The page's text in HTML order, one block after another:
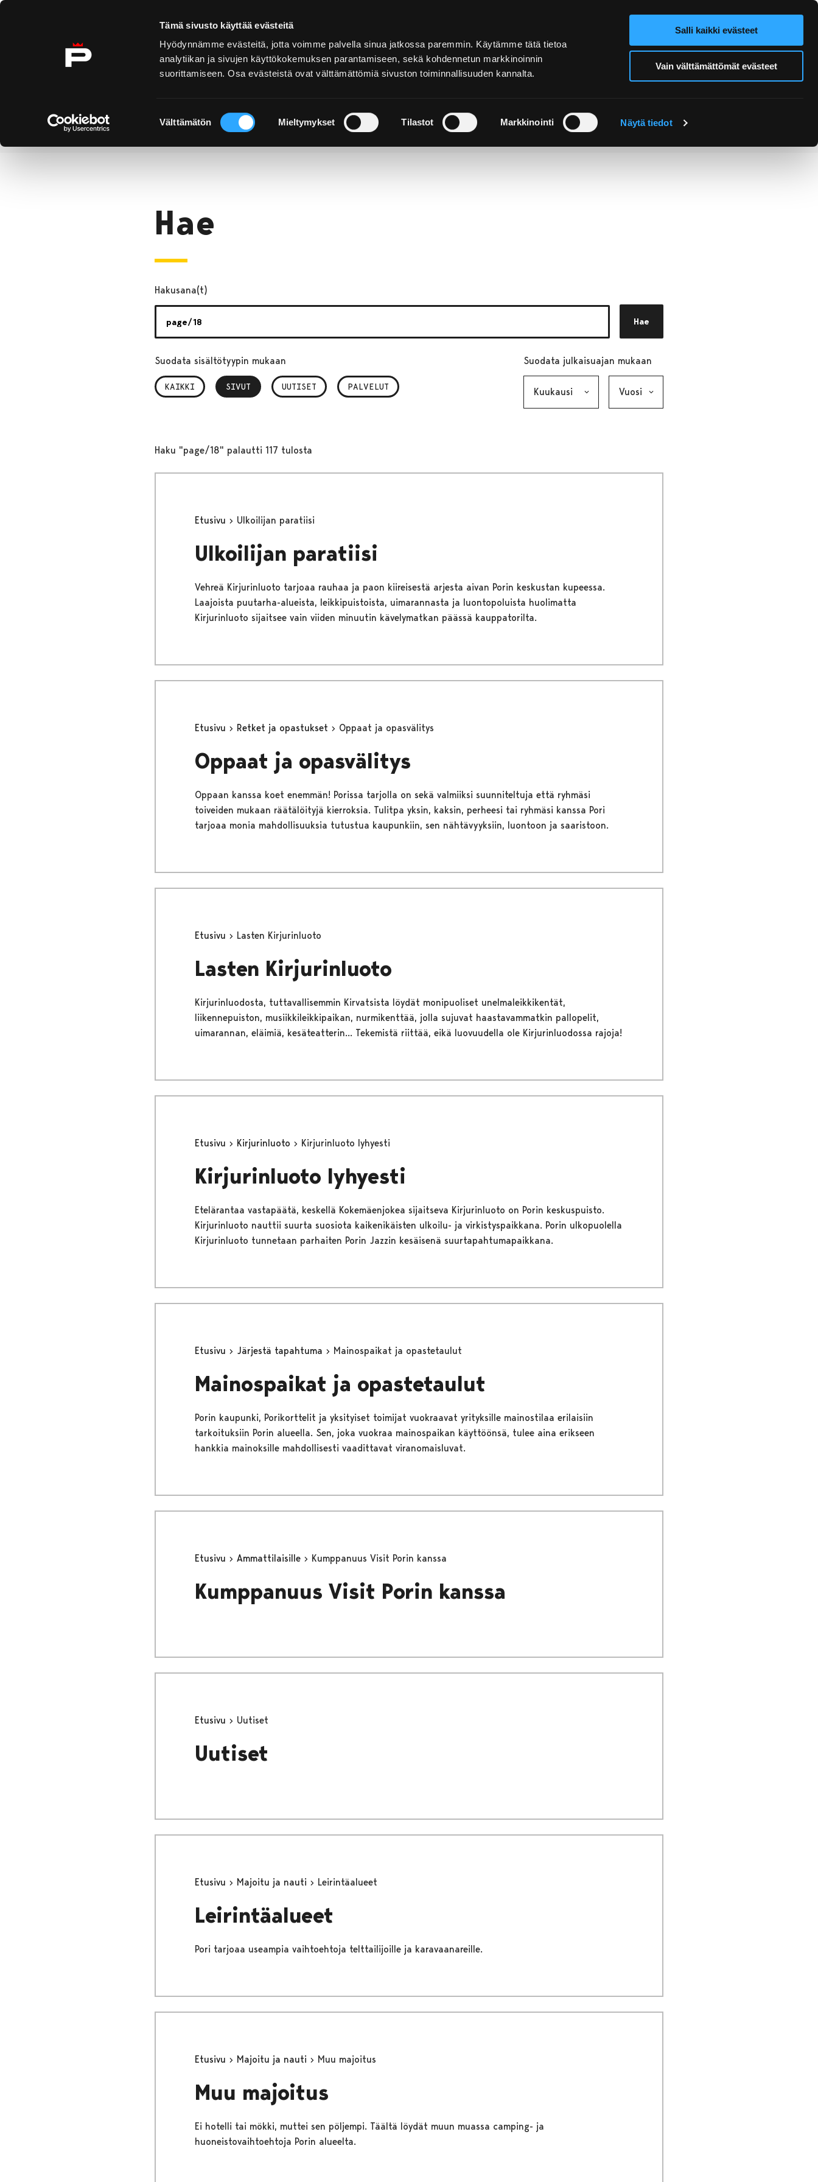
Tämä sivusto käyttää evästeitä
Hyödynnämme evästeitä, jotta voimme palvella sinua jatkossa paremmin. Käytämme tätä tietoa
analytiikan ja sivujen käyttökokemuksen parantamiseen, sekä kohdennetun markkinoinnin
suorittamiseen. Osa evästeistä ovat välttämättömiä sivuston toiminnallisuuden kannalta.
valinta
Välttämätön Mieltymykset Tilastot Markkinointi Näytä tiedot
Salli kaikki evästeet
Vain välttämättömät evästeet
Ohita sisältö
Hae sivustolta
Etusivu
Hae
Hakusana(t)
Hae
Suodata sisältötyypin mukaan
KAIKKI SIVUT
, VALITTU UUTISET PALVELUT
Suodata julkaisuajan mukaan
Haku "page/18" palautti 117 tulosta
Etusivu Ulkoilijan paratiisi
Ulkoilijan paratiisi
Vehreä Kirjurinluoto tarjoaa rauhaa ja paon kiireisestä arjesta aivan Porin keskustan kupeessa.
Laajoista puutarha-alueista, leikkipuistoista, uimarannasta ja luontopoluista huolimatta
Kirjurinluoto sijaitsee vain viiden minuutin kävelymatkan päässä kauppatorilta.
Etusivu Retket ja opastukset Oppaat ja opasvälitys
Oppaat ja opasvälitys
Oppaan kanssa koet enemmän! Porissa tarjolla on sekä valmiiksi suunniteltuja että ryhmäsi
toiveiden mukaan räätälöityjä kierroksia. Tulitpa yksin, kaksin, perheesi tai ryhmäsi kanssa Pori
tarjoaa monia mahdollisuuksia tutustua kaupunkiin, sen nähtävyyksiin, luontoon ja saaristoon.
Etusivu Lasten Kirjurinluoto
Lasten Kirjurinluoto
Kirjurinluodosta, tuttavallisemmin Kirvatsista löydät monipuoliset unelmaleikkikentät,
liikennepuiston, musiikkileikkipaikan, nurmikenttää, jolla sujuvat haastavammatkin pallopelit,
uimarannan, eläimiä, kesäteatterin... Tekemistä riittää, eikä luovuudella ole Kirjurinluodossa rajoja!
Etusivu Kirjurinluoto Kirjurinluoto lyhyesti
Kirjurinluoto lyhyesti
Etelärantaa vastapäätä, keskellä Kokemäenjokea sijaitseva Kirjurinluoto on Porin keskuspuisto.
Kirjurinluoto nauttii suurta suosiota kaikenikäisten ulkoilu- ja virkistyspaikkana. Porin ulkopuolella
Kirjurinluoto tunnetaan parhaiten Porin Jazzin kesäisenä suurtapahtumapaikkana.
Etusivu Järjestä tapahtuma Mainospaikat ja opastetaulut
Mainospaikat ja opastetaulut
Porin kaupunki, Porikorttelit ja yksityiset toimijat vuokraavat yrityksille mainostilaa erilaisiin
tarkoituksiin Porin alueella. Sen, joka vuokraa mainospaikan käyttöönsä, tulee aina erikseen
hankkia mainoksille mahdollisesti vaadittavat viranomaisluvat.
Etusivu Ammattilaisille Kumppanuus Visit Porin kanssa
Kumppanuus Visit Porin kanssa
Etusivu Uutiset
Uutiset
Etusivu Majoitu ja nauti Leirintäalueet
Leirintäalueet
Pori tarjoaa useampia vaihtoehtoja telttailijoille ja karavaanareille.
Etusivu Majoitu ja nauti Muu majoitus
Muu majoitus
Ei hotelli tai mökki, muttei sen pöljempi. Täältä löydät muun muassa camping- ja
huoneistovaihtoehtoja Porin alueelta.